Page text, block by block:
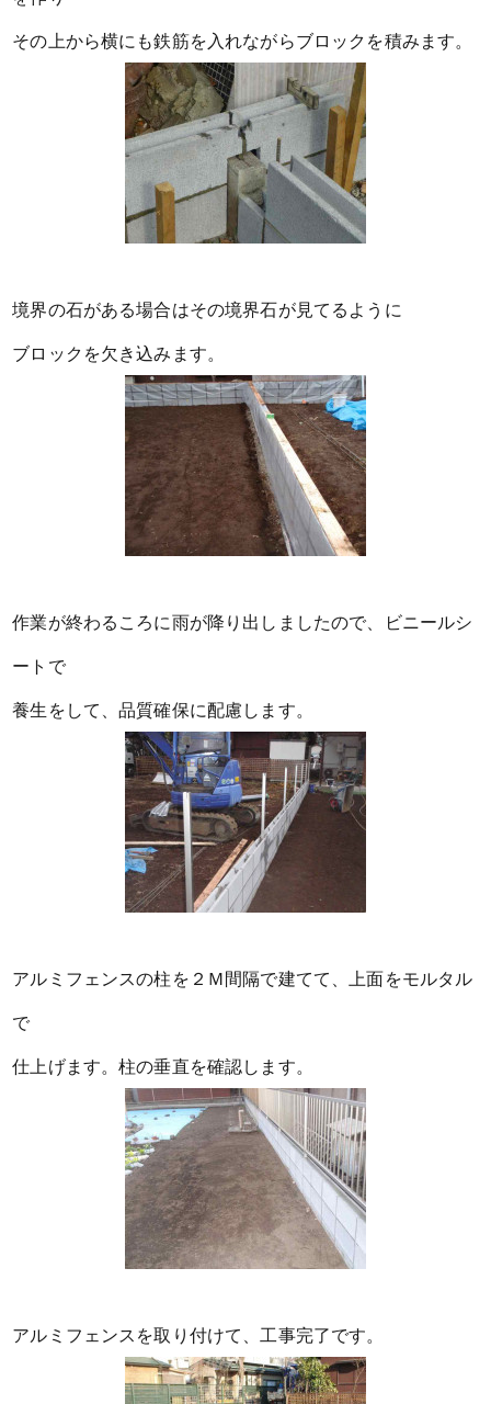
その上から横にも鉄筋を入れながらブロックを積みます。
境界の石がある場合はその境界石が見てるように
ブロックを欠き込みます。
作業が終わるころに雨が降り出しましたので、ビニールシ
ートで
養生をして、品質確保に配慮します。
アルミフェンスの柱を２Ｍ間隔で建てて、上面をモルタル
で
仕上げます。柱の垂直を確認します。
アルミフェンスを取り付けて、工事完了です。